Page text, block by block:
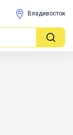
Владивосток